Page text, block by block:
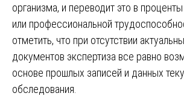
организма, и переводит это в
или профессиональной
отметить, что при отсутствии
документов экспертиза все равно
основе прошлых записей и данных
обследования.